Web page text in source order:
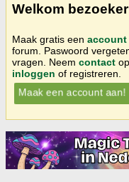
Welkom bezoeker
Maak gratis een account
forum. Paswoord
vragen. Neem contact
inloggen of registreren.
Maak een account aan!